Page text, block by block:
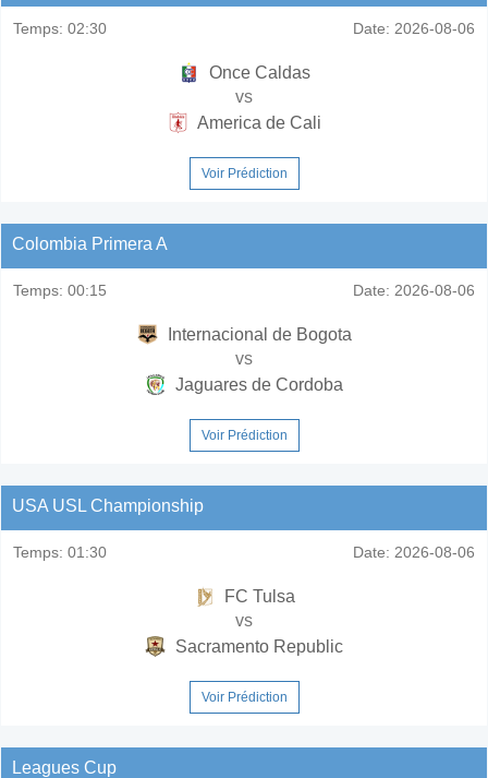
Temps: 02:30 Date: 2026-08-06
Once Caldas
vs
America de Cali
Voir Prédiction
Colombia Primera A
Temps: 00:15 Date: 2026-08-06
Internacional de Bogota
vs
Jaguares de Cordoba
Voir Prédiction
USA USL Championship
Temps: 01:30 Date: 2026-08-06
FC Tulsa
vs
Sacramento Republic
Voir Prédiction
Leagues Cup